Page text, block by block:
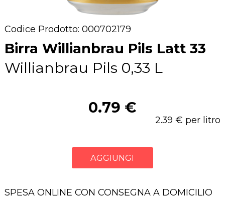
Codice Prodotto: 000702179
Birra Willianbrau Pils Latt 33
Willianbrau Pils 0,33 L
0.79 €
2.39 € per litro
AGGIUNGI
SPESA ONLINE CON CONSEGNA A DOMICILIO